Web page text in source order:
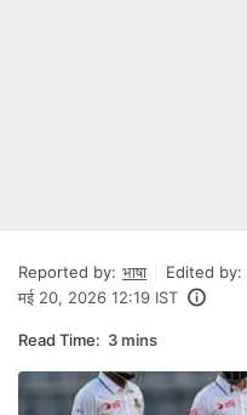
Reported by: भाषा Edited by:
मई 20, 2026 12:19 IST
Read Time: 3 mins